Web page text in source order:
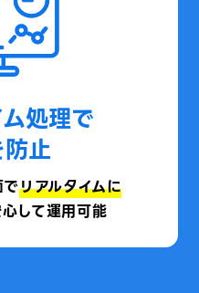
処理で
止
リアルタイムに
して運用可能